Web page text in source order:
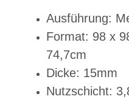
Ausführung:
Format: 98 x
74,7cm
Dicke: 15mm
Nutzschicht: